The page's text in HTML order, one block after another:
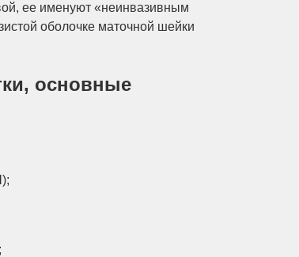
ее именуют «неинвазивным
оболочке маточной шейки
основные